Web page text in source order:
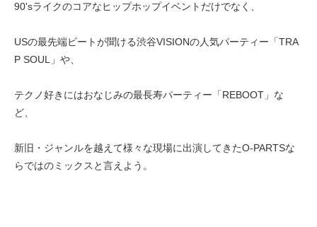
90'sライクのコアなヒップホップイベントだけでなく、
USの最先端ビートが聞ける渋谷VISIONの人気パーティー「TRA
P SOUL」や、
テクノ好きにはおなじみの最長寿パーティー「REBOOT」な
ど、
新旧・ジャンルを越えて様々な現場に出演してきたO-PARTSな
らではのミックスと言えよう。